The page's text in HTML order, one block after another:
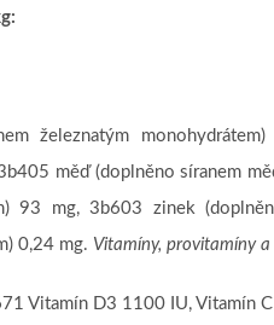
:
železnatým
měď (doplněno síranem
93 mg, 3b603 zinek
0,24 mg. Vitamíny, provitamíny
Vitamín D3 1100 IU, Vitamín